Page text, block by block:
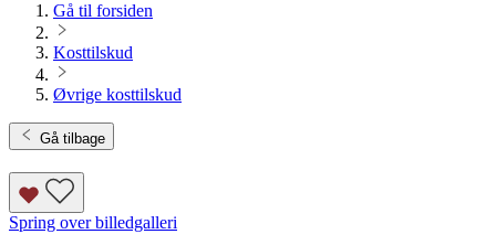
Gå til forsiden
Kosttilskud
Øvrige kosttilskud
Gå tilbage
Spring over billedgalleri